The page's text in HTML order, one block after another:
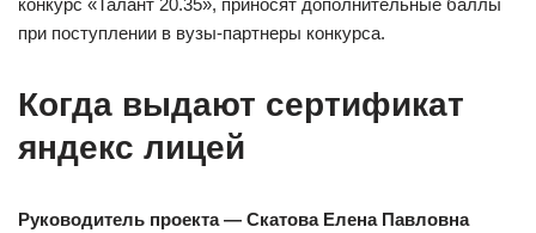
конкурс «Талант 20.35», приносят дополнительные баллы
при поступлении в вузы-партнеры конкурса.
Когда выдают сертификат
яндекс лицей
Руководитель проекта — Скатова Елена Павловна